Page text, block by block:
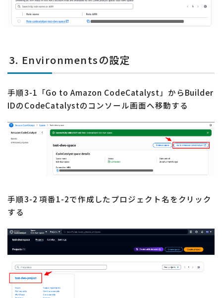
3. Environmentsの設定
手順3-1「Go to Amazon CodeCatalyst」からBuilder
IDのCodeCatalystのコンソール画面へ移動する
手順3-2 項番1-2で作成したプロジェクト名をクリック
する